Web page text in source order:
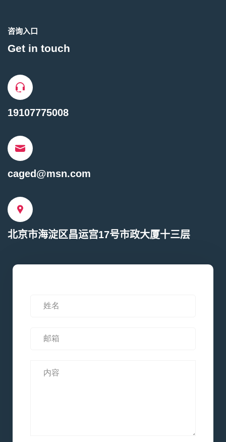
咨询入口
Get in touch
19107775008
caged@msn.com
北京市海淀区昌运宫17号市政大厦十三层